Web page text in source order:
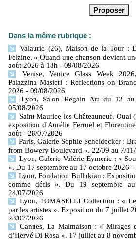
Dans la même rubrique :
Valaurie (26), Maison de la Tour :
Felzine, « Quand une chanson devient
août 2026 à 18h - 09/08/2026
Venise, Venice Glass Week
Palazzina Masieri : Reflections on
2026 - 09/08/2026
Lyon, Salon Regain Art du 12 au
05/08/2026
Saint Maurice les Châteauneuf, Quai
exposition d'Aurélie Ferruel et
août - 28/07/2026
Paris, Galerie Sophie Scheidecker :
from Bowery Boulevard ». 22/09 au 7/
Lyon, Galerie Valérie Eymeric : «
». Du 17 septembre au 17 octobre 2026 -
Lyon, Fondation Bullukian :
comme défis ». Du 19 septembre
24/07/2026
Lyon, TOMASELLI Collection : «
par les artistes ». Exposition du 7 juillet
23/07/2026
Cannes, La Malmaison : « Mirages
d’Hervé Di Rosa ». 17 juillet au 8